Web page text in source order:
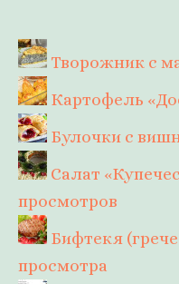
Творожник с
Картофель
Булочки с
Салат
просмотров
Бифтекя
просмотра